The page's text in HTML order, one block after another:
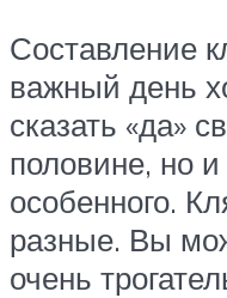
Составление
важный день
сказать «да»
половине, но
особенного.
разные. Вы
очень